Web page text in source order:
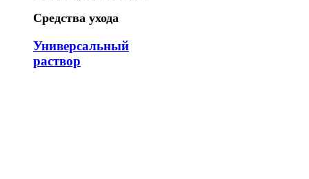
Средства ухода
Универсальный
раствор